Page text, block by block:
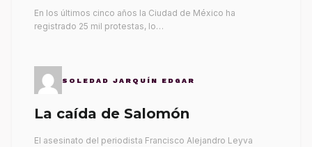
En los últimos cinco años la Ciudad de México ha
registrado 25 mil protestas, lo…
SOLEDAD JARQUÍN EDGAR
La caída de Salomón
El asesinato del periodista Francisco Alejandro Leyva